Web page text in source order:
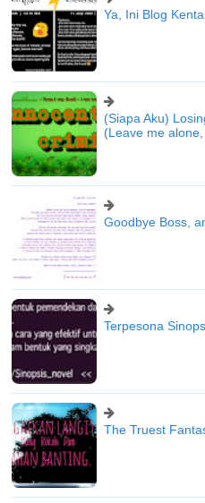
Ya, Ini Blog
(Siapa Aku)
(Leave me
Goodbye Boss,
Terpesona
The Truest